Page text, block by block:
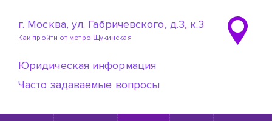
г. Москва, ул. Габричевского, д.3, к.3
Как пройти от метро Щукинская
Юридическая информация
Часто задаваемые вопросы